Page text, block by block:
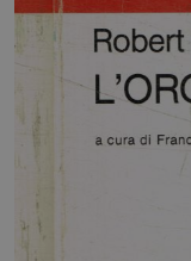
SPEDIZIONI
CONTATTI